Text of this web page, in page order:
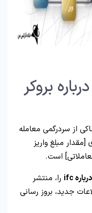
بروکر
از سردرگمی معامله
مبلغ واریز
است.
درباره ifc
را، منتشر
جدید، بروز رسانی